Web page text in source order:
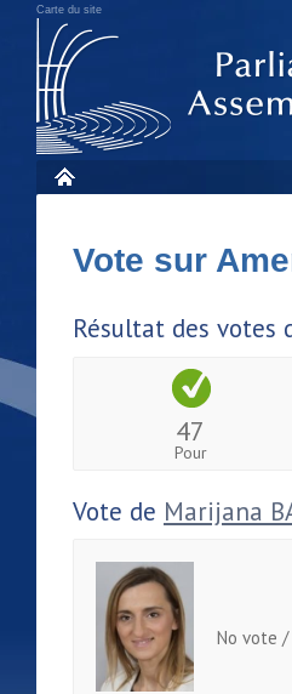
Carte du site
Vote sur
Résultat des votes
47
Pour
Vote de Marijana
No vote /